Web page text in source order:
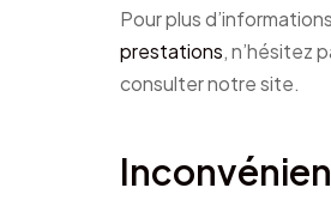
Pour plus
prestations, n’hésitez
consulter notre site.